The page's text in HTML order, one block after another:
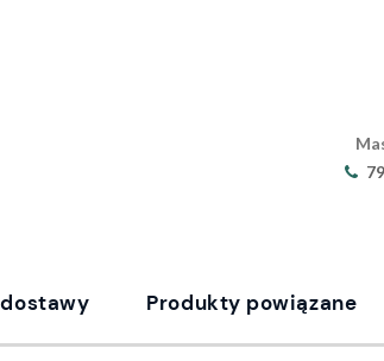
Produkty powiązane